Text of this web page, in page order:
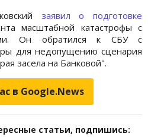
заявил о подготовке
масштабной катастрофы с
Он обратился к СБУ с
для недопущению сценария
засела на Банковой".
в Google.News
статьи, подпишись: